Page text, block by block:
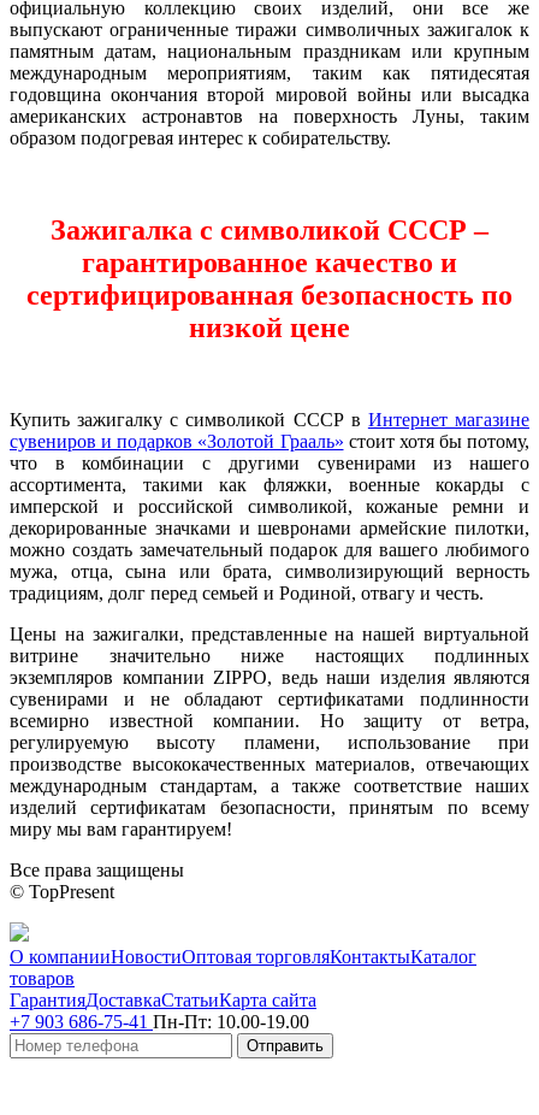
официальную коллекцию своих изделий, они все же
выпускают ограниченные тиражи символичных зажигалок к
памятным датам, национальным праздникам или крупным
международным мероприятиям, таким как пятидесятая
годовщина окончания второй мировой войны или высадка
американских астронавтов на поверхность Луны, таким
образом подогревая интерес к собирательству.
Зажигалка с символикой СССР –
гарантированное качество и
сертифицированная безопасность по
низкой цене
Купить зажигалку с символикой СССР в Интернет магазине
сувениров и подарков «Золотой Грааль» стоит хотя бы потому,
что в комбинации с другими сувенирами из нашего
ассортимента, такими как фляжки, военные кокарды с
имперской и российской символикой, кожаные ремни и
декорированные значками и шевронами армейские пилотки,
можно создать замечательный подарок для вашего любимого
мужа, отца, сына или брата, символизирующий верность
традициям, долг перед семьей и Родиной, отвагу и честь.
Цены на зажигалки, представленные на нашей виртуальной
витрине значительно ниже настоящих подлинных
экземпляров компании ZIPPO, ведь наши изделия являются
сувенирами и не обладают сертификатами подлинности
всемирно известной компании. Но защиту от ветра,
регулируемую высоту пламени, использование при
производстве высококачественных материалов, отвечающих
международным стандартам, а также соответствие наших
изделий сертификатам безопасности, принятым по всему
миру мы вам гарантируем!
Все права защищены
© TopPresent
О компанииНовостиОптовая торговляКонтактыКаталог
товаров
ГарантияДоставкаСтатьиКарта сайта
+7 903 686-75-41 Пн-Пт: 10.00-19.00